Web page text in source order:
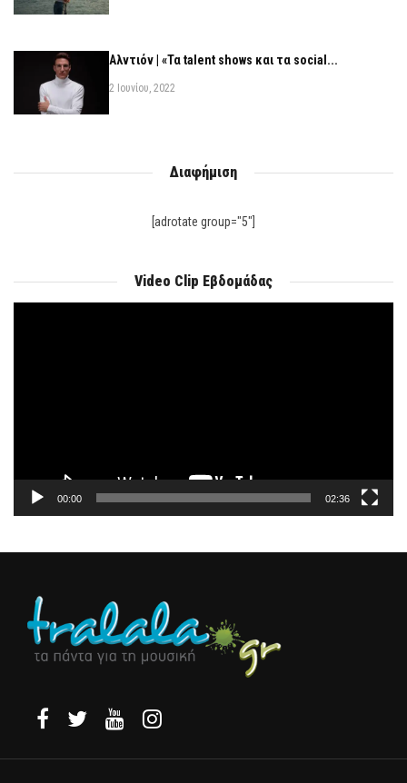
Αλντιόν | «Τα talent shows και τα social...
2 Ιουνίου, 2022
Διαφήμιση
[adrotate group="5"]
Video Clip Εβδομάδας
00:00 02:36